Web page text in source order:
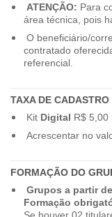
ATENÇÃO: Para
área técnica, pois
O beneficiário/
contratado
referencial.
TAXA DE CADASTRO
Kit Digital R$ 5,00
Acrescentar no
FORMAÇÃO DO
Grupos a partir
Formação
Se houver 02